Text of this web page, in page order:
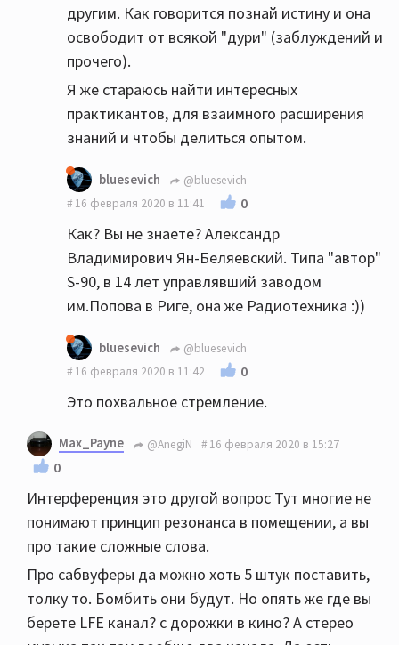
другим. Как говорится познай истину и она
освободит от всякой "дури" (заблуждений и
прочего).
Я же стараюсь найти интересных
практикантов, для взаимного расширения
знаний и чтобы делиться опытом.
bluesevich
@bluesevich
16 февраля 2020 в 11:41
0
Как? Вы не знаете? Александр
Владимирович Ян-Беляевский. Типа "автор"
S-90, в 14 лет управлявший заводом
им.Попова в Риге, она же Радиотехника :))
bluesevich
@bluesevich
16 февраля 2020 в 11:42
0
Это похвальное стремление.
Max_Payne @AnegiN 16 февраля 2020 в 15:27
0
Интерференция это другой вопрос Тут многие не
понимают принцип резонанса в помещении, а вы
про такие сложные слова.
Про сабвуферы да можно хоть 5 штук поставить,
толку то. Бомбить они будут. Но опять же где вы
берете LFE канал? с дорожки в кино? А стерео